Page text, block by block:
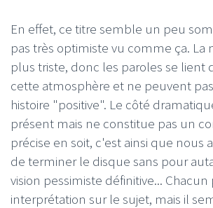
En effet, ce titre semble un peu
pas très optimiste vu comme ça. La
plus triste, donc les paroles se lient
cette atmosphère et ne peuvent
histoire "positive". Le côté
présent mais ne constitue pas un
précise en soit, c'est ainsi que nous
de terminer le disque sans pour
vision pessimiste définitive... Chacun
interprétation sur le sujet, mais il